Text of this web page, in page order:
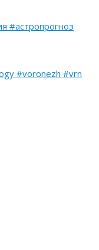
#астропрогноз
#voronezh #vrn